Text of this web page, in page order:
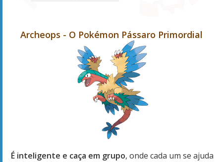
Archeops - O Pokémon Pássaro Primordial
É inteligente e caça em grupo, onde cada um se ajuda